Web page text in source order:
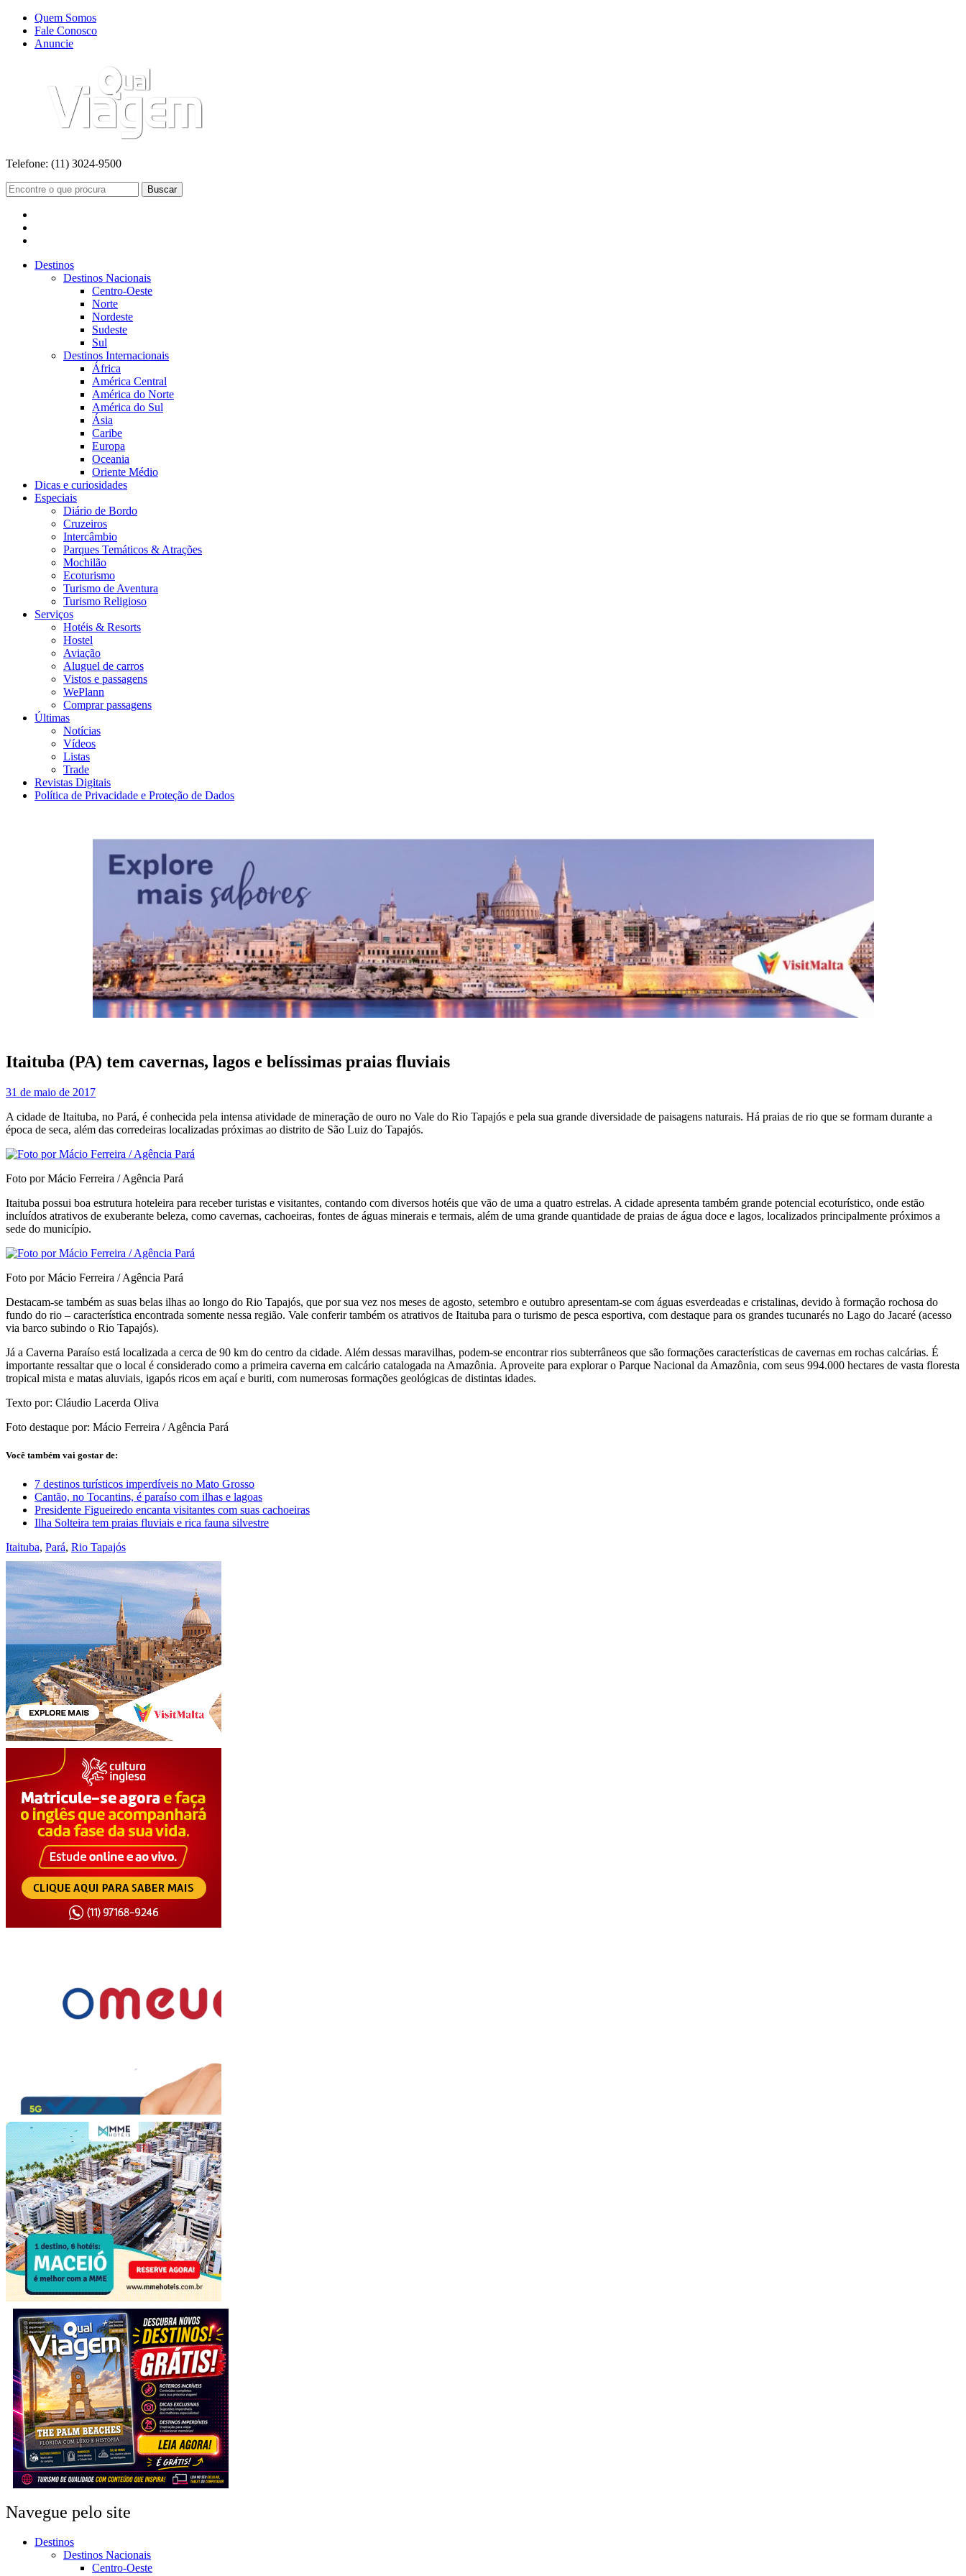
Quem Somos
Fale Conosco
Anuncie
Telefone: (11) 3024-9500
Buscar
Destinos
Destinos Nacionais
Centro-Oeste
Norte
Nordeste
Sudeste
Sul
Destinos Internacionais
África
América Central
América do Norte
América do Sul
Ásia
Caribe
Europa
Oceania
Oriente Médio
Dicas e curiosidades
Especiais
Diário de Bordo
Cruzeiros
Intercâmbio
Parques Temáticos & Atrações
Mochilão
Ecoturismo
Turismo de Aventura
Turismo Religioso
Serviços
Hotéis & Resorts
Hostel
Aviação
Aluguel de carros
Vistos e passagens
WePlann
Comprar passagens
Últimas
Notícias
Vídeos
Listas
Trade
Revistas Digitais
Política de Privacidade e Proteção de Dados
Itaituba (PA) tem cavernas, lagos e belíssimas praias fluviais
31 de maio de 2017
A cidade de Itaituba, no Pará, é conhecida pela intensa atividade de mineração de ouro no Vale do Rio Tapajós e pela sua grande diversidade de paisagens naturais. Há praias de rio que se formam durante a
época de seca, além das corredeiras localizadas próximas ao distrito de São Luiz do Tapajós.
Foto por Mácio Ferreira / Agência Pará
Itaituba possui boa estrutura hoteleira para receber turistas e visitantes, contando com diversos hotéis que vão de uma a quatro estrelas. A cidade apresenta também grande potencial ecoturístico, onde estão
incluídos atrativos de exuberante beleza, como cavernas, cachoeiras, fontes de águas minerais e termais, além de uma grande quantidade de praias de água doce e lagos, localizados principalmente próximos a
sede do município.
Foto por Mácio Ferreira / Agência Pará
Destacam-se também as suas belas ilhas ao longo do Rio Tapajós, que por sua vez nos meses de agosto, setembro e outubro apresentam-se com águas esverdeadas e cristalinas, devido à formação rochosa do
fundo do rio – característica encontrada somente nessa região. Vale conferir também os atrativos de Itaituba para o turismo de pesca esportiva, com destaque para os grandes tucunarés no Lago do Jacaré (acesso
via barco subindo o Rio Tapajós).
Já a Caverna Paraíso está localizada a cerca de 90 km do centro da cidade. Além dessas maravilhas, podem-se encontrar rios subterrâneos que são formações características de cavernas em rochas calcárias. É
importante ressaltar que o local é considerado como a primeira caverna em calcário catalogada na Amazônia. Aproveite para explorar o Parque Nacional da Amazônia, com seus 994.000 hectares de vasta floresta
tropical mista e matas aluviais, igapós ricos em açaí e buriti, com numerosas formações geológicas de distintas idades.
Texto por: Cláudio Lacerda Oliva
Foto destaque por: Mácio Ferreira / Agência Pará
Você também vai gostar de:
7 destinos turísticos imperdíveis no Mato Grosso
Cantão, no Tocantins, é paraíso com ilhas e lagoas
Presidente Figueiredo encanta visitantes com suas cachoeiras
Ilha Solteira tem praias fluviais e rica fauna silvestre
Itaituba, Pará, Rio Tapajós
Navegue pelo site
Destinos
Destinos Nacionais
Centro-Oeste